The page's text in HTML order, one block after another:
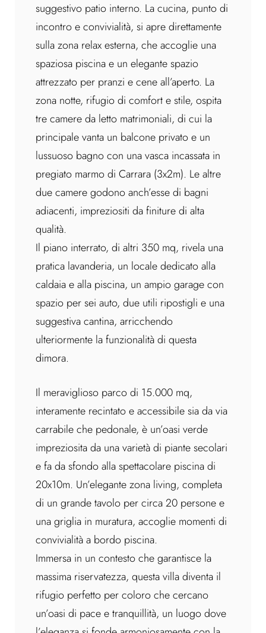
suggestivo patio interno. La cucina, punto di
incontro e convivialità, si apre direttamente
sulla zona relax esterna, che accoglie una
spaziosa piscina e un elegante spazio
attrezzato per pranzi e cene all’aperto. La
zona notte, rifugio di comfort e stile, ospita
tre camere da letto matrimoniali, di cui la
principale vanta un balcone privato e un
lussuoso bagno con una vasca incassata in
pregiato marmo di Carrara (3x2m). Le altre
due camere godono anch’esse di bagni
adiacenti, impreziositi da finiture di alta
qualità.
Il piano interrato, di altri 350 mq, rivela una
pratica lavanderia, un locale dedicato alla
caldaia e alla piscina, un ampio garage con
spazio per sei auto, due utili ripostigli e una
suggestiva cantina, arricchendo
ulteriormente la funzionalità di questa
dimora.
Il meraviglioso parco di 15.000 mq,
interamente recintato e accessibile sia da via
carrabile che pedonale, è un’oasi verde
impreziosita da una varietà di piante secolari
e fa da sfondo alla spettacolare piscina di
20x10m. Un’elegante zona living, completa
di un grande tavolo per circa 20 persone e
una griglia in muratura, accoglie momenti di
convivialità a bordo piscina.
Immersa in un contesto che garantisce la
massima riservatezza, questa villa diventa il
rifugio perfetto per coloro che cercano
un’oasi di pace e tranquillità, un luogo dove